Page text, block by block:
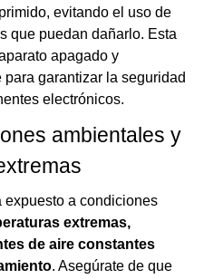
evitando el uso de
que puedan dañarlo. Esta
apagado y
garantizar la seguridad
electrónicos.
ambientales y
expuesto a condiciones
extremas,
de aire constantes
. Asegúrate de que